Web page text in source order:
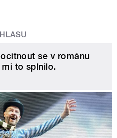
se v románu
mi to splnilo.